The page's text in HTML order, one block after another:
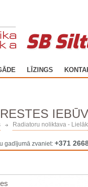
SB
LĪZINGS
Radiatoru noliktava -
gadījumā zvaniet: +371